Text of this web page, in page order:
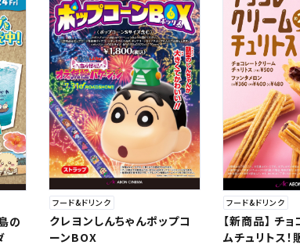
の
フード&ドリンク
クレヨンしんちゃんポップコ
ーンBOX
フード&ドリンク
【新商品】 チ
ムチュリトス！